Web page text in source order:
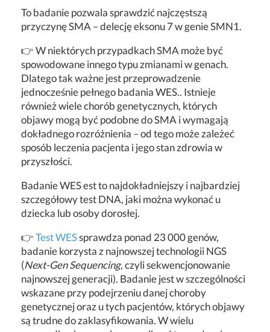
To badanie pozwala sprawdzić najczęstszą
przyczynę SMA – delecję eksonu 7 w genie SMN1.
👉 W niektórych przypadkach SMA może być
spowodowane innego typu zmianami w genach.
Dlatego tak ważne jest przeprowadzenie
jednocześnie pełnego badania WES.. Istnieje
również wiele chorób genetycznych, których
objawy mogą być podobne do SMA i wymagają
dokładnego rozróżnienia – od tego może zależeć
sposób leczenia pacjenta i jego stan zdrowia w
przyszłości.
Badanie WES est to najdokładniejszy i najbardziej
szczegółowy test DNA, jaki można wykonać u
dziecka lub osoby dorosłej.
👉Test WESsprawdza ponad 23 000 genów,
badanie korzysta z najnowszej technologii NGS
(Next-Gen Sequencing, czyli sekwencjonowanie
najnowszej generacji). Badanie jest w szczególności
wskazane przy podejrzeniu danej choroby
genetycznej oraz u tych pacjentów, których objawy
są trudne do zaklasyfikowania. W wielu